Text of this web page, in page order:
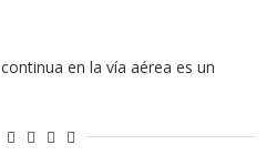
en la vía aérea es un